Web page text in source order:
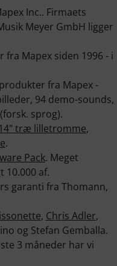
Inc.. Firmaets
Meyer GmbH ligger
Mapex siden 1996 - i
fra Mapex -
94 demo-sounds,
sprog).
14" træ lilletromme,
.
Pack. Meget
10.000 af.
garanti fra Thomann,
, Chris Adler,
og Stefan Gemballa.
3 måneder har vi